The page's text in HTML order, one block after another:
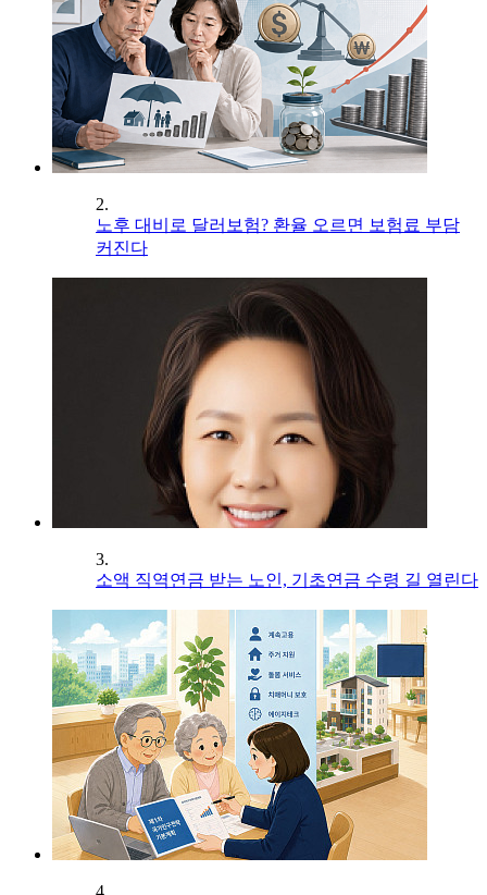
2.
노후 대비로 달러보험? 환율 오르면 보험료 부담
커진다
3.
소액 직역연금 받는 노인, 기초연금 수령 길 열린다